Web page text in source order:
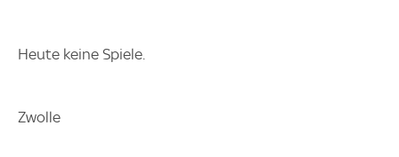
Heute keine Spiele.
Zwolle